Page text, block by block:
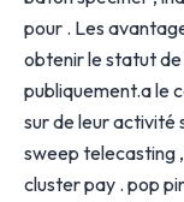
pour . Les
obtenir le statut de
publiquement.a le
sur de leur activité
sweep telecasting
cluster pay . pop